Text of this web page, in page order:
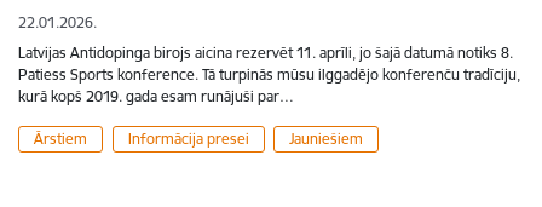
22.01.2026.
Latvijas Antidopinga birojs aicina rezervēt 11. aprīli, jo šajā datumā notiks 8.
Patiess Sports konference. Tā turpinās mūsu ilggadējo konferenču tradīciju,
kurā kopš 2019. gada esam runājuši par…
Ārstiem Informācija presei Jauniešiem